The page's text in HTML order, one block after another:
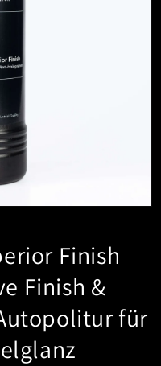
Finish
Finish &
für